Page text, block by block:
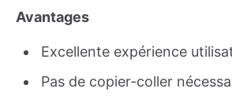
Avantages
Excellente expérience
Pas de copier-coller